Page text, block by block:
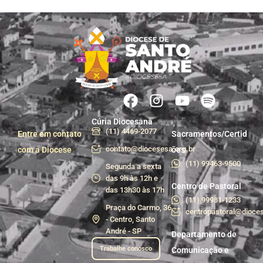
Entre em contato
com a Diocese
Cúria Diocesana
(11) 4469-2077
contato@diocesesa.org.br
Segunda a sexta
das 9h às 12h e
das 13h30 às 17h
Praça do Carmo, 36
- Centro, Santo
André - SP
Trabalhe conosco
Sacramentos/Certid
ões
(11) 99463-9500
Centro de Pastoral
(11) 99981-1233
Departamento de
Comunicação e